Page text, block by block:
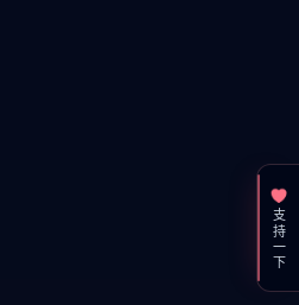
支持一下